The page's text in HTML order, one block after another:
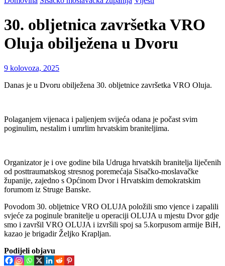
30. obljetnica završetka VRO
Oluja obilježena u Dvoru
9 kolovoza, 2025
Danas je u Dvoru obilježena 30. obljetnice završetka VRO Oluja.
Polaganjem vijenaca i paljenjem svijeća odana je počast svim
poginulim, nestalim i umrlim hrvatskim braniteljima.
Organizator je i ove godine bila Udruga hrvatskih branitelja liječenih
od posttraumatskog stresnog poremećaja Sisačko-moslavačke
županije, zajedno s Općinom Dvor i Hrvatskim demokratskim
forumom iz Struge Banske.
Povodom 30. obljetnice VRO OLUJA položili smo vjence i zapalili
svjeće za poginule branitelje u operaciji OLUJA u mjestu Dvor gdje
smo i završil VRO OLUJA i izvršili spoj sa 5.korpusom armije BiH,
kazao je brigadir Željko Krapljan.
Podijeli objavu